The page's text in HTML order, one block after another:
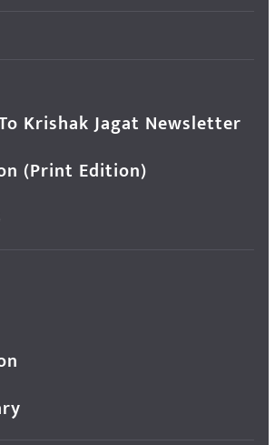
Krishak Jagat Newsletter
(Print Edition)